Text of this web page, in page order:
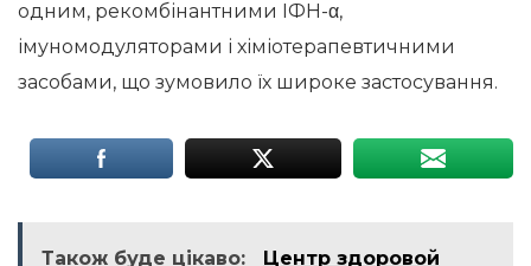
одним, рекомбінантними ІФН-α,
імуномодуляторами і хіміотерапевтичними
засобами, що зумовило їх широке застосування.
Також буде цікаво:
Центр здоровой